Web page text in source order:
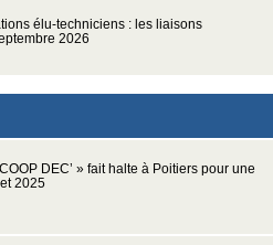
élu-techniciens : les liaisons
2026
DEC’ » fait halte à Poitiers pour une
2025